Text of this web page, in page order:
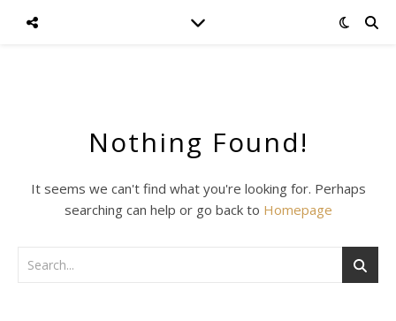
Nothing Found!
It seems we can't find what you're looking for. Perhaps
searching can help or go back to Homepage